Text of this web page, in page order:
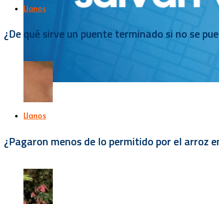
Llanos
¿De qué sirve un puente terminado si no se
Llanos
¿Pagaron menos de lo permitido por el arroz